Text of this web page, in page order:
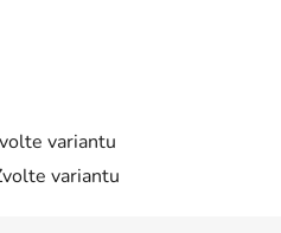
variantu
variantu